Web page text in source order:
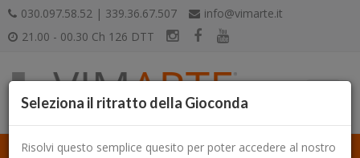
030.097.58.52 | 339.36.67.507
info@vimarte.it
21.00 - 00.30 Ch 126 DTT
Seleziona il ritratto della Gioconda
Risolvi questo semplice quesito per poter accedere al nostro